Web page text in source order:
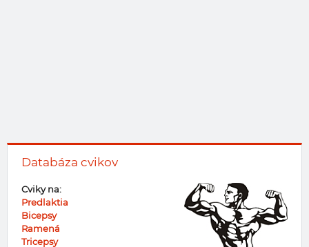
Databáza cvikov
Cviky na:
Predlaktia
Bicepsy
Ramená
Tricepsy